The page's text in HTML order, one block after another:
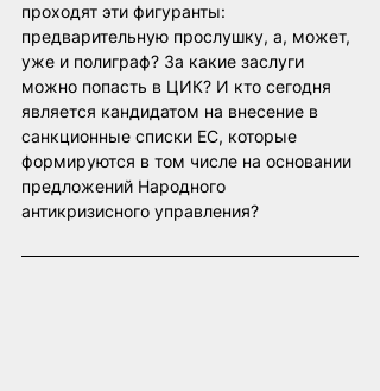
проходят эти фигуранты:
предварительную прослушку, а, может,
уже и полиграф? За какие заслуги
можно попасть в ЦИК? И кто сегодня
является кандидатом на внесение в
санкционные списки ЕС, которые
формируются в том числе на основании
предложений Народного
антикризисного управления?